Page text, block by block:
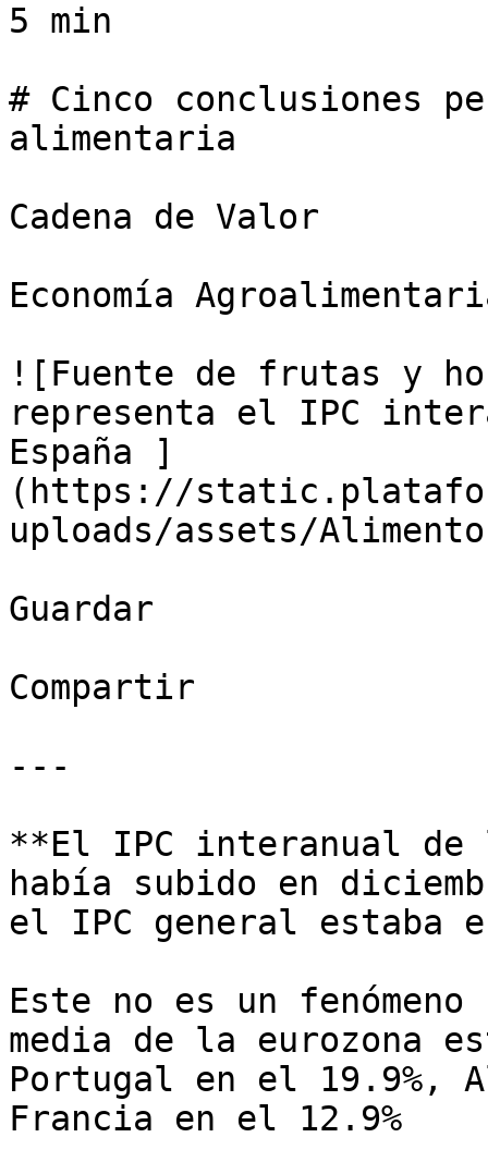
5 min
# Cinco conclusiones
alimentaria
Cadena de Valor
Economía
![Fuente de frutas y
representa el IPC
España ]
(https://
uploads/assets/
Guardar
Compartir
---
**El IPC interanual de
había subido en
el IPC general estaba
Este no es un
media de la eurozona
Portugal en el 19.9%,
Francia en el 12.9%